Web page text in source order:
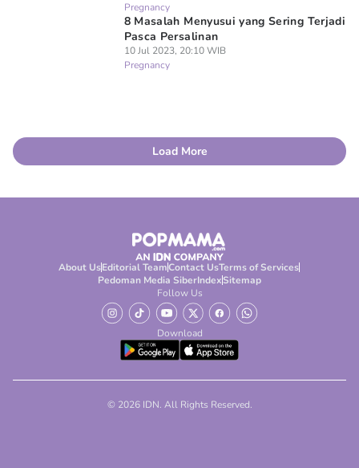
Pregnancy
8 Masalah Menyusui yang Sering Terjadi
Pasca Persalinan
10 Jul 2023, 20:10 WIB
Pregnancy
Load More
About UsEditorial TeamContact UsTerms of Services
Pedoman Media SiberIndexSitemap
Follow Us
Download
© 2026 IDN. All Rights Reserved.